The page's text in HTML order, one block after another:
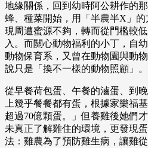
地緣關係，回到幼時阿公耕作的
蜂、種菜開始，用「半農半X」
現周遭蜜源不夠，轉而從門檻較
入。而關心動物福利的小丁，自
動物保育系，又曾在動物園與動
說只是「換不一樣的動物照顧」。
從早餐荷包蛋、午餐的滷蛋、到
上幾乎餐餐都有蛋，根據家樂福
超過70億顆蛋。」但養雞後她們
未真正了解雞住的環境，更發現
法：雞農為了預防雞生病，讓雞